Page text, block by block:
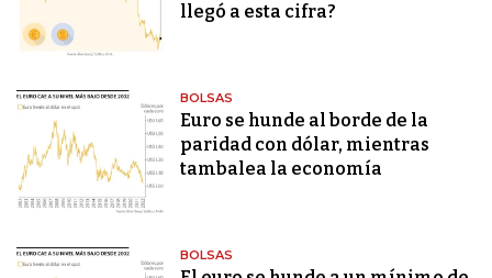
llegó a esta cifra?
BOLSAS
Euro se hunde al borde de la
paridad con dólar, mientras
tambalea la economía
BOLSAS